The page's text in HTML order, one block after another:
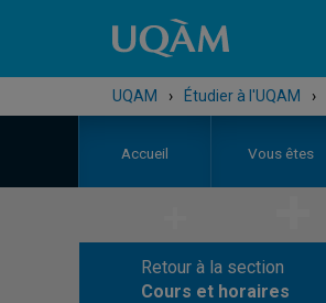
UQAM › Étudier à l'UQAM ›
Accueil Vous êtes
Retour à la section
Cours et horaires